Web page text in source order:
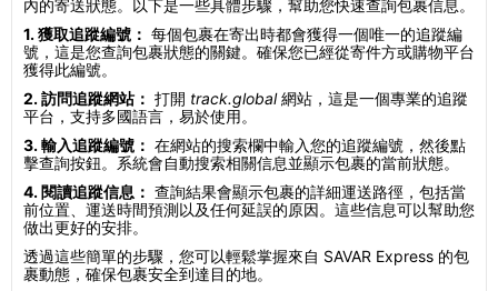
內的寄送狀態。以下是一些具體步驟，幫助您快速查詢包裹信息。
1. 獲取追蹤編號： 每個包裹在寄出時都會獲得一個唯一的追蹤編
號，這是您查詢包裹狀態的關鍵。確保您已經從寄件方或購物平台
獲得此編號。
2. 訪問追蹤網站： 打開 track.global網站，這是一個專業的追蹤
平台，支持多國語言，易於使用。
3. 輸入追蹤編號： 在網站的搜索欄中輸入您的追蹤編號，然後點
擊查詢按鈕。系統會自動搜索相關信息並顯示包裹的當前狀態。
4. 閱讀追蹤信息： 查詢結果會顯示包裹的詳細運送路徑，包括當
前位置、運送時間預測以及任何延誤的原因。這些信息可以幫助您
做出更好的安排。
透過這些簡單的步驟，您可以輕鬆掌握來自 SAVAR Express 的包
裹動態，確保包裹安全到達目的地。